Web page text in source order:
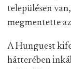
településen
megmentette
A Hunguest
hátterében